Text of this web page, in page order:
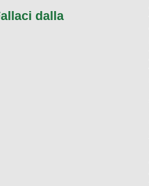
dalla